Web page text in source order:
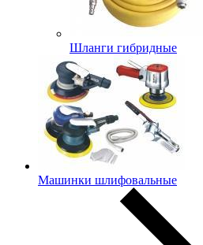
Шланги гибридные
Машинки шлифовальные